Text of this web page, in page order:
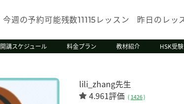
今週の予約可能残数11115 レッスン 昨日のレッ
開講スケジュール 料金プラン 教材紹介 HSK受験
lili_zhang先生
4.961評価 ( 1426)